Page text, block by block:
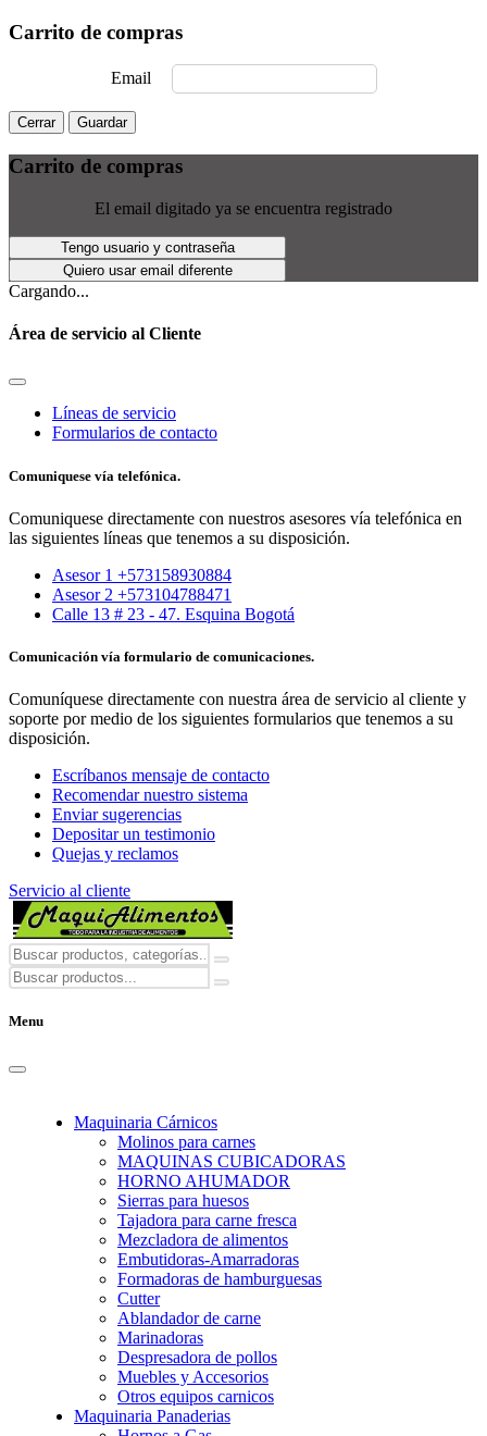
Carrito de compras
Email
Cerrar Guardar
Carrito de compras
El email digitado ya se encuentra registrado
Tengo usuario y contraseña
Quiero usar email diferente
Cargando...
Área de servicio al Cliente
Líneas de servicio
Formularios de contacto
Comuniquese vía telefónica.
Comuniquese directamente con nuestros asesores vía telefónica en
las siguientes líneas que tenemos a su disposición.
Asesor 1 +573158930884
Asesor 2 +573104788471
Calle 13 # 23 - 47. Esquina Bogotá
Comunicación vía formulario de comunicaciones.
Comuníquese directamente con nuestra área de servicio al cliente y
soporte por medio de los siguientes formularios que tenemos a su
disposición.
Escríbanos mensaje de contacto
Recomendar nuestro sistema
Enviar sugerencias
Depositar un testimonio
Quejas y reclamos
Servicio al cliente
Menu
Maquinaria Cárnicos
Molinos para carnes
MAQUINAS CUBICADORAS
HORNO AHUMADOR
Sierras para huesos
Tajadora para carne fresca
Mezcladora de alimentos
Embutidoras-Amarradoras
Formadoras de hamburguesas
Cutter
Ablandador de carne
Marinadoras
Despresadora de pollos
Muebles y Accesorios
Otros equipos carnicos
Maquinaria Panaderias